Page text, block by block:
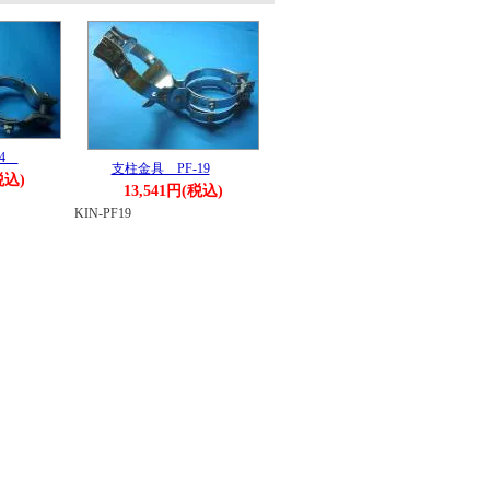
込)
支柱金具 PF-19
13,541円(税込)
KIN-PF19